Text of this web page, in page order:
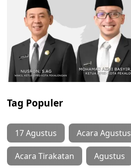
Tag Populer
17 Agustus Acara Agustus
Acara Tirakatan Agustus